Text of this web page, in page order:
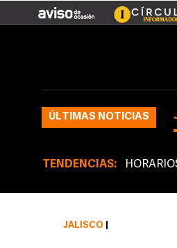
ÚLTIMAS NOTICIAS
TENDENCIAS:
JALISCO